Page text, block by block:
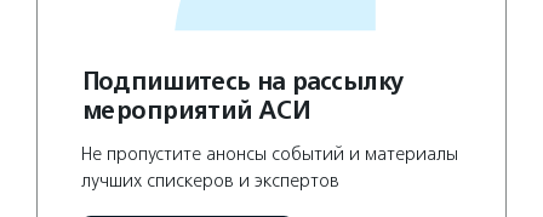
Подпишитесь на рассылку
мероприятий АСИ
Не пропустите анонсы событий и материалы
лучших спискеров и экспертов